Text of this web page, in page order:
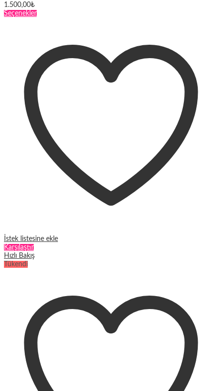
1.500,00₺
SeçeneklerBu
varyasyonu
var.
Seçenekler
ürün
sayfasından
seçilebilir
İstek listesine ekle
Karşılaştır
Hızlı Bakış
Tükendi